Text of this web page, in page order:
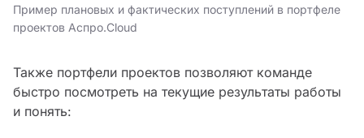
Пример плановых и фактических поступлений в портфеле
проектов Аспро.Cloud
Также портфели проектов позволяют команде
быстро посмотреть на текущие результаты работы
и понять: